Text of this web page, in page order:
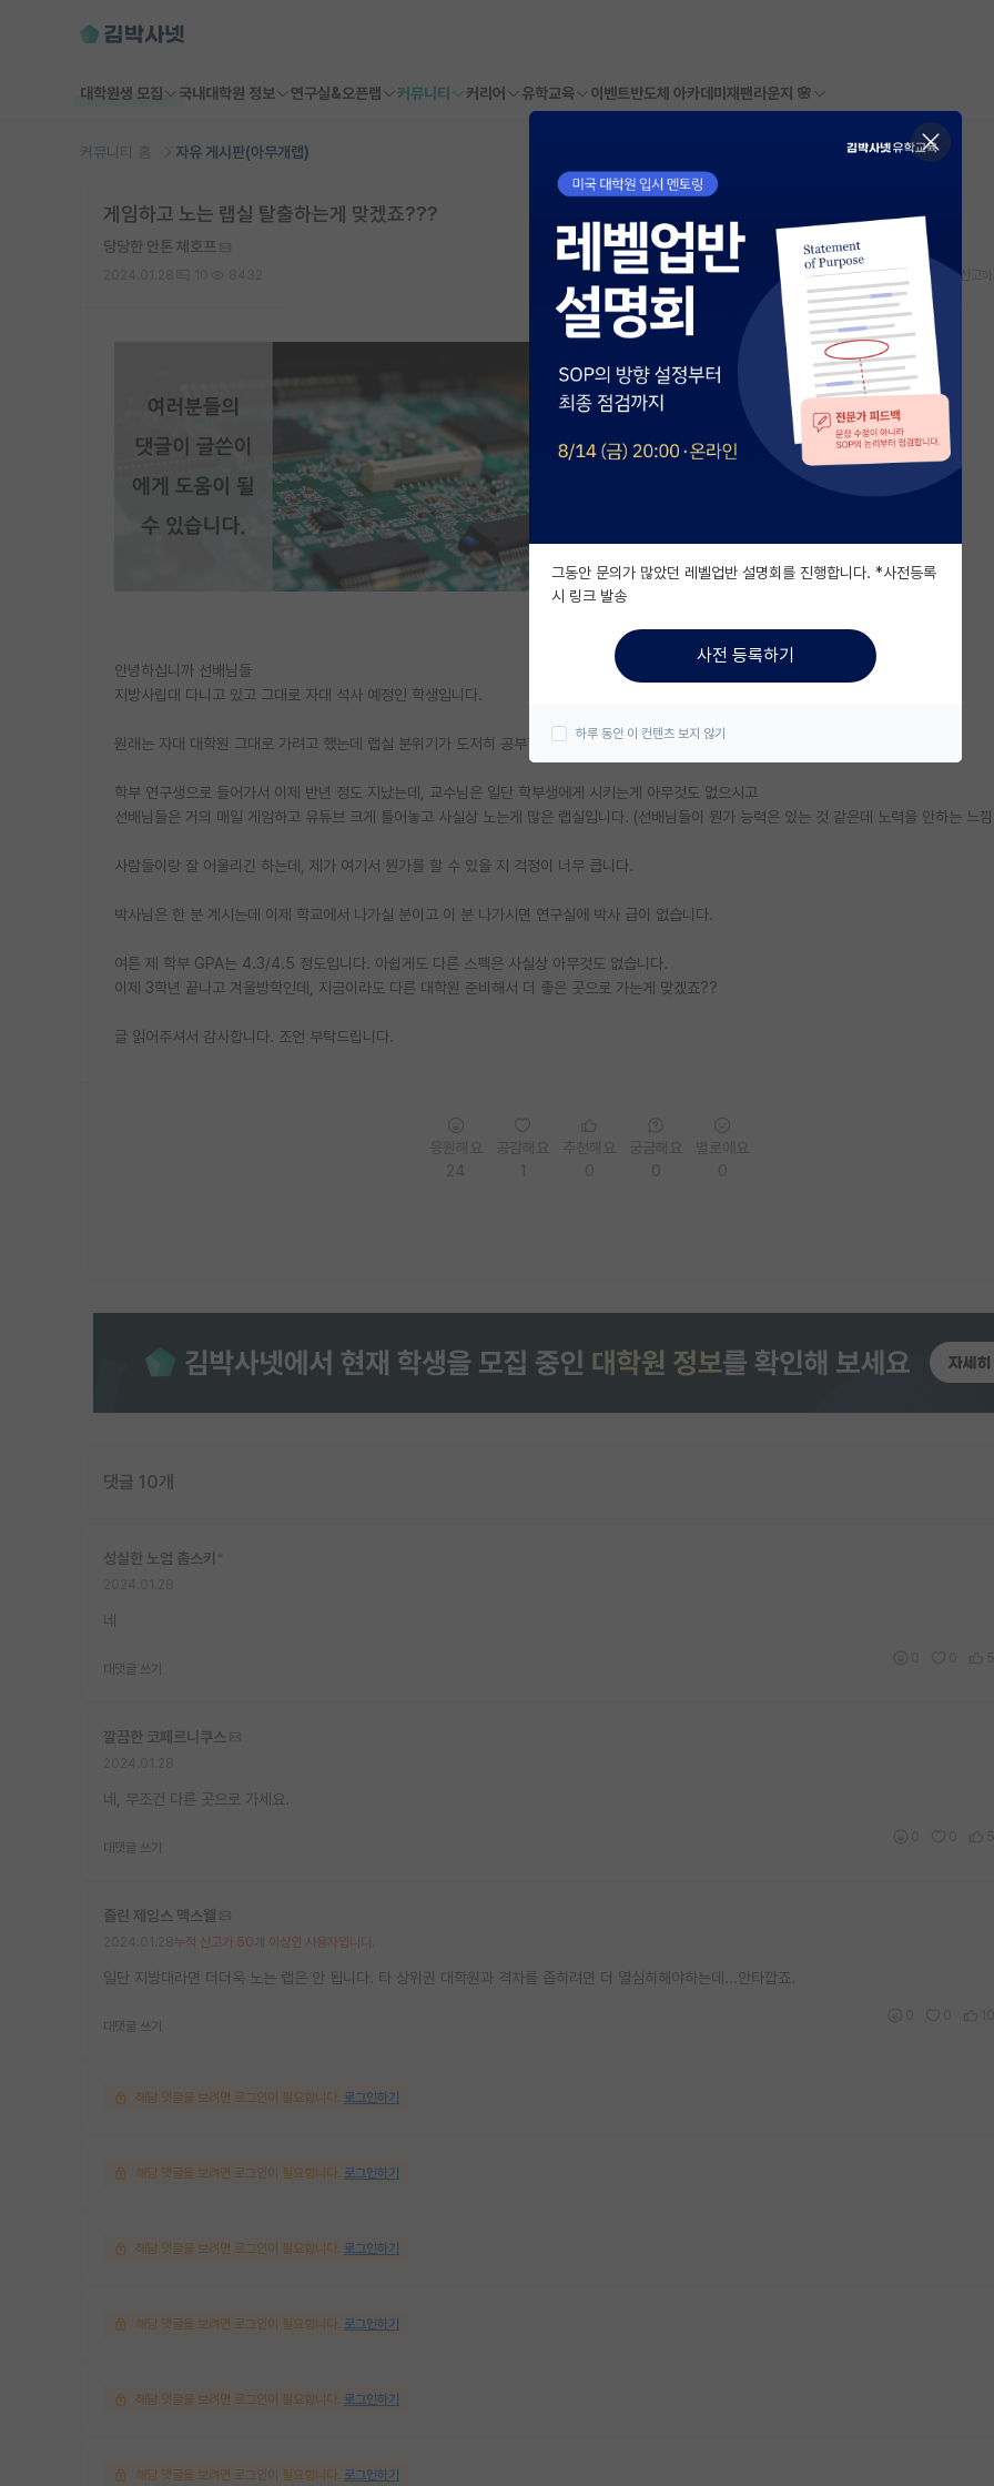
대학원생 모집 국내대학원 정보 연구실&오픈랩 커뮤니티 커리어 유학교육 이벤트반도체 아카데미 재팬라운지 🌸
커뮤니티 홈 자유 게시판(아무개랩)
게임하고 노는 랩실 탈출하는게 맞겠죠???
당당한 안톤 체호프
스크랩 신고하
안녕하십니까 선배님들
지방사립대 다니고 있고 그대로 자대 석사 예정인 학생입니다.
원래는 자대 대학원 그대로 가려고 했는데 랩실 분위기가 도저히 공부할 수 있는 분위기가 아닌 것 같습니다
학부 연구생으로 들어가서 이제 반년 정도 지났는데, 교수님은 일단 학부생에게 시키는게 아무것도 없으시고
선배님들은 거의 매일 게임하고 유튜브 크게 틀어놓고 사실상 노는게 많은 랩실입니다. (선배님들이 뭔가 능력은 있는 것 같은데 노력을 안하는 느
사람들이랑 잘 어울리긴 하는데, 제가 여기서 뭔가를 할 수 있을 지 걱정이 너무 큽니다.
박사님은 한 분 계시는데 이제 학교에서 나가실 분이고 이 분 나가시면 연구실에 박사 급이 없습니다.
여튼 제 학부 GPA는 4.3/4.5 정도입니다. 아쉽게도 다른 스펙은 사실상 아무것도 없습니다.
이제 3학년 끝나고 겨울방학인데, 지금이라도 다른 대학원 준비해서 더 좋은 곳으로 가는게 맞겠죠??
글 읽어주셔서 감사합니다. 조언 부탁드립니다.
댓글 10개
성실한 노엄 촘스키
네
대댓글 쓰기
깔끔한 코페르니쿠스
네, 무조건 다른 곳으로 가세요.
대댓글 쓰기
졸린 제임스 맥스웰
누적 신고가 50개 이상인 사용자입니다.
일단 지방대라면 더더욱 노는 랩은 안 됩니다. 타 상위권 대학원과 격차를 좁히려면 더 열심히해야하는데...안타깝죠.
대댓글 쓰기
해당 댓글을 보려면 로그인이 필요합니다. 로그인하기
해당 댓글을 보려면 로그인이 필요합니다. 로그인하기
해당 댓글을 보려면 로그인이 필요합니다. 로그인하기
해당 댓글을 보려면 로그인이 필요합니다. 로그인하기
해당 댓글을 보려면 로그인이 필요합니다. 로그인하기
해당 댓글을 보려면 로그인이 필요합니다. 로그인하기
그동안 문의가 많았던 레벨업반 설명회를 진행합니다. *사전등록
시 링크 발송
사전 등록하기
하루 동안 이 컨텐츠 보지 않기